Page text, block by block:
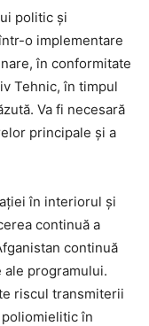
politic și
o implementare
în conformitate
Tehnic, în timpul
Va fi necesară
principale și a
în interiorul și
continuă a
continuă
ale programului.
riscul transmiterii
în